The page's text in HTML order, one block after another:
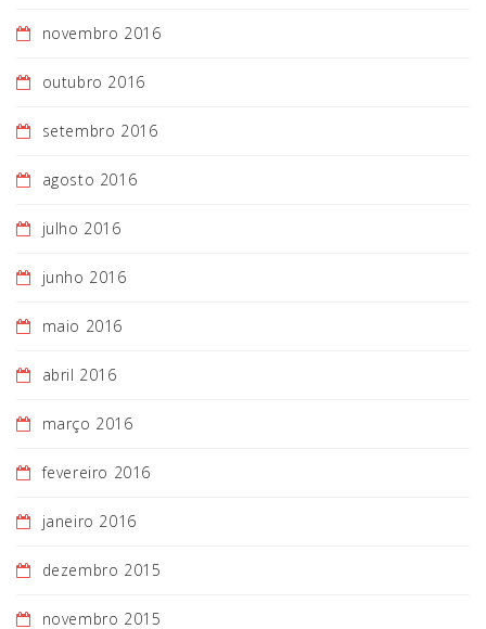
novembro 2016
outubro 2016
setembro 2016
agosto 2016
julho 2016
junho 2016
maio 2016
abril 2016
março 2016
fevereiro 2016
janeiro 2016
dezembro 2015
novembro 2015